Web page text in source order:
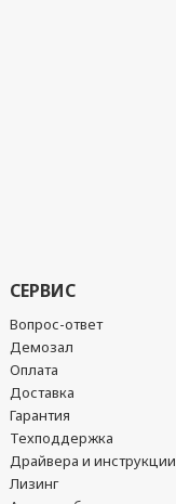
СЕРВИС
Вопрос-ответ
Демозал
Оплата
Доставка
Гарантия
Техподдержка
Драйвера и инструкции
Лизинг